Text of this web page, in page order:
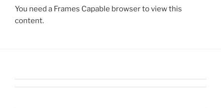
You need a Frames Capable browser to view this
content.